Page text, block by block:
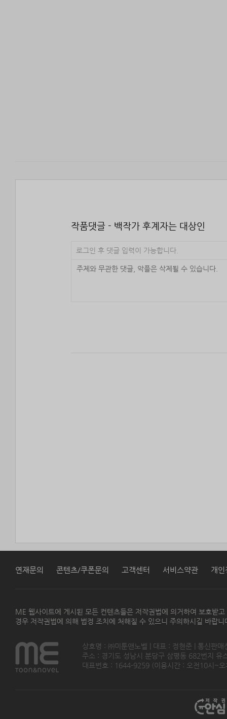
작품댓글 - 백작가 후계자는 대상인
로그인 후 댓글 입력이 가능합니다.
연재문의 콘텐츠/쿠폰문의 고객센터 서비스약관 개인
ME 웹사이트에 게시된 모든 컨텐츠들은 저작권법에 의거하여 보호받
경우 저작권법에 의해 법정 조치에 처해질 수 있으니 주의하시길 바랍니
상호명 : ㈜미툰앤노벨 | 대표 : 정현준 | 통신판
주소 : 경기도 성남시 분당구 삼평동 682번지
대표번호 : 1644-9259 (이용시간 : 오전10시~